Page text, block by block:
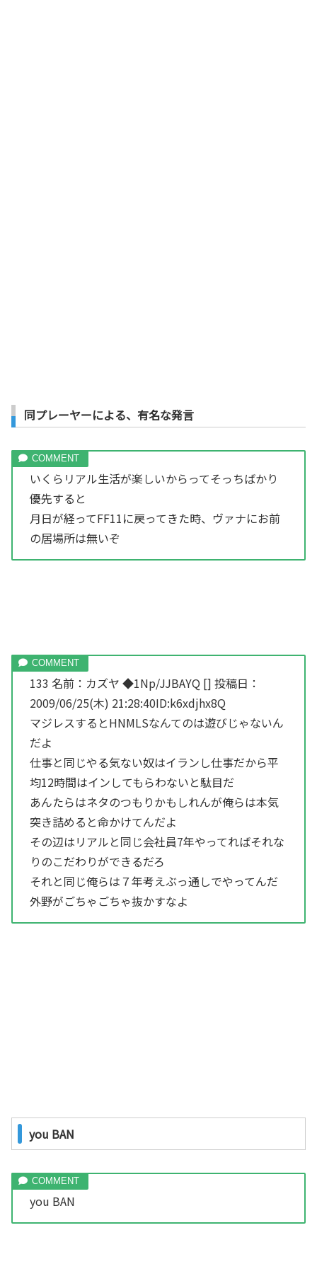
同プレーヤーによる、有名な発言
いくらリアル生活が楽しいからってそっちばかり
優先すると
月日が経ってFF11に戻ってきた時、ヴァナにお前
の居場所は無いぞ
133 名前：カズヤ ◆1Np/JJBAYQ [] 投稿日：
2009/06/25(木) 21:28:40ID:k6xdjhx8Q
マジレスするとHNMLSなんてのは遊びじゃないん
だよ
仕事と同じやる気ない奴はイランし仕事だから平
均12時間はインしてもらわないと駄目だ
あんたらはネタのつもりかもしれんが俺らは本気
突き詰めると命かけてんだよ
その辺はリアルと同じ会社員7年やってればそれな
りのこだわりができるだろ
それと同じ俺らは７年考えぶっ通しでやってんだ
外野がごちゃごちゃ抜かすなよ
you BAN
you BAN